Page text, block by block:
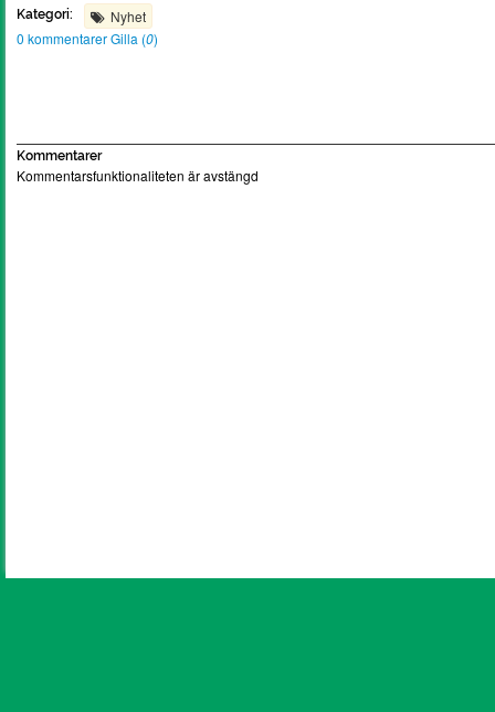
Kategori:
Nyhet
0 kommentarerGilla (0)
Kommentarer
Kommentarsfunktionaliteten är avstängd